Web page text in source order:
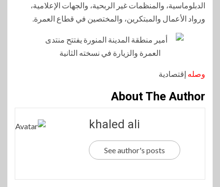
الدبلوماسية، والمنظمات غير الربحية، والجهات الإعلامية،
ورواد الأعمال والمبتكرين، والمختصين في قطاع العمرة.
وصله إقتصادية
About The Author
khaled ali
See author's posts